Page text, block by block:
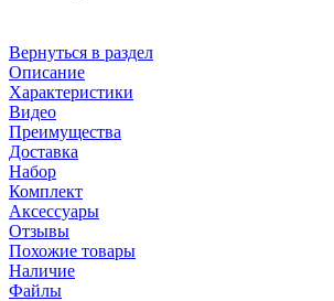
Вернуться в раздел
Описание
Характеристики
Видео
Преимущества
Доставка
Набор
Комплект
Аксессуары
Отзывы
Похожие товары
Наличие
Файлы